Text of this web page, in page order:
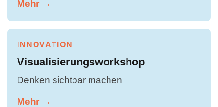
Mehr →
INNOVATION
Visualisierungsworkshop
Denken sichtbar machen
Mehr →